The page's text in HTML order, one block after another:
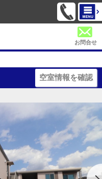
お問合せ
空室情報を確認